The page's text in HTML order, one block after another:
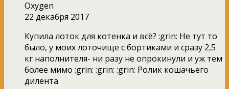
Oxygen
22 декабря 2017
Купила лоток для котенка и всё? :grin: Не тут то
было, у моих лоточище с бортиками и сразу 2,5
кг наполнителя- ни разу не опрокинули и уж тем
более мимо :grin: :grin: :grin: Ролик кошачьего
дилента